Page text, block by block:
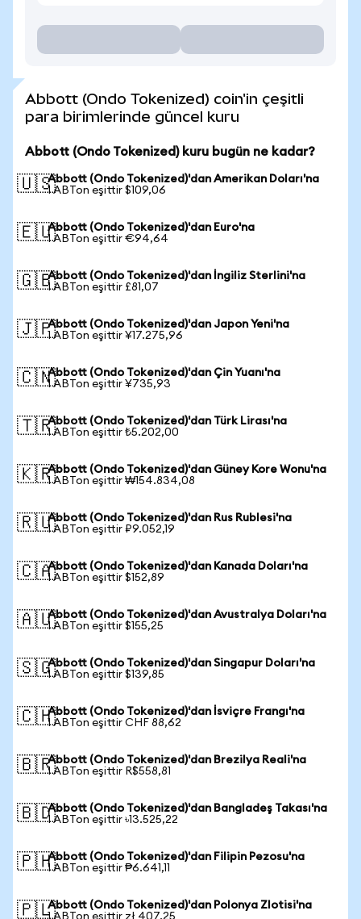
Abbott (Ondo Tokenized) coin'in çeşitli
para birimlerinde güncel kuru
Abbott (Ondo Tokenized) kuru bugün ne kadar?
🇺🇸Abbott (Ondo Tokenized)'dan Amerikan Doları'na
1 ABTon eşittir $109,06
🇪🇺Abbott (Ondo Tokenized)'dan Euro'na
1 ABTon eşittir €94,64
🇬🇧Abbott (Ondo Tokenized)'dan İngiliz Sterlini'na
1 ABTon eşittir £81,07
🇯🇵Abbott (Ondo Tokenized)'dan Japon Yeni'na
1 ABTon eşittir ¥17.275,96
🇨🇳Abbott (Ondo Tokenized)'dan Çin Yuanı'na
1 ABTon eşittir ¥735,93
🇹🇷Abbott (Ondo Tokenized)'dan Türk Lirası'na
1 ABTon eşittir ₺5.202,00
🇰🇷Abbott (Ondo Tokenized)'dan Güney Kore Wonu'na
1 ABTon eşittir ₩154.834,08
🇷🇺Abbott (Ondo Tokenized)'dan Rus Rublesi'na
1 ABTon eşittir ₽9.052,19
🇨🇦Abbott (Ondo Tokenized)'dan Kanada Doları'na
1 ABTon eşittir $152,89
🇦🇺Abbott (Ondo Tokenized)'dan Avustralya Doları'na
1 ABTon eşittir $155,25
🇸🇬Abbott (Ondo Tokenized)'dan Singapur Doları'na
1 ABTon eşittir $139,85
🇨🇭Abbott (Ondo Tokenized)'dan İsviçre Frangı'na
1 ABTon eşittir CHF 88,62
🇧🇷Abbott (Ondo Tokenized)'dan Brezilya Reali'na
1 ABTon eşittir R$558,81
🇧🇩Abbott (Ondo Tokenized)'dan Bangladeş Takası'na
1 ABTon eşittir ৳13.525,22
🇵🇭Abbott (Ondo Tokenized)'dan Filipin Pezosu'na
1 ABTon eşittir ₱6.641,11
🇵🇱Abbott (Ondo Tokenized)'dan Polonya Zlotisi'na
1 ABTon eşittir zł 407,25